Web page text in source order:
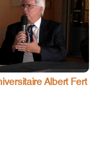
Albert Fert